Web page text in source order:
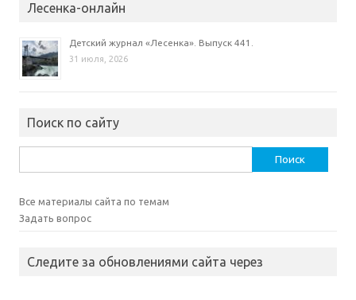
Лесенка-онлайн
Детский журнал «Лесенка». Выпуск 441.
31 июля, 2026
Поиск по сайту
Все материалы сайта по темам
Задать вопрос
Следите за обновлениями сайта через